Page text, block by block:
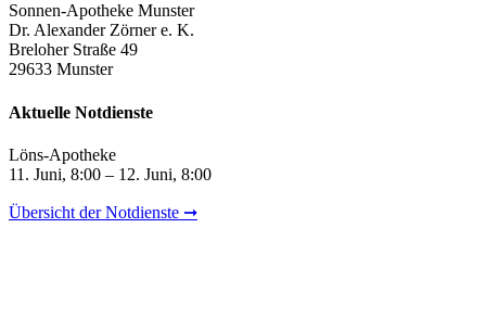
Sonnen-Apotheke Munster
Dr. Alexander Zörner e. K.
Breloher Straße 49
29633 Munster
Aktuelle Notdienste
Löns-Apotheke
11. Juni, 8:00 – 12. Juni, 8:00
Übersicht der Notdienste ➞